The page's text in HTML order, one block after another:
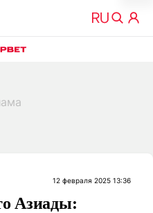
12 февраля 2025 13:36
Азиады: